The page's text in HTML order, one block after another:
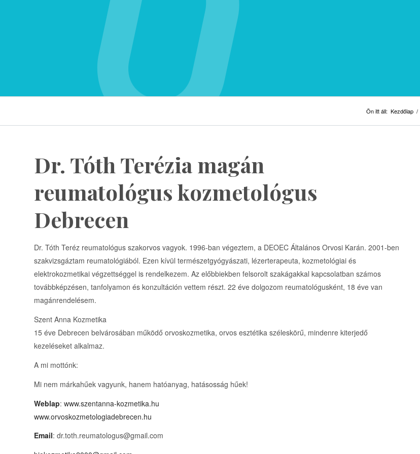
Ön itt áll: Kezdőlap /
Dr. Tóth Terézia magán
reumatológus kozmetológus
Debrecen
Dr. Tóth Teréz reumatológus szakorvos vagyok. 1996-ban végeztem, a DEOEC Általános Orvosi Karán. 2001-ben
szakvizsgáztam reumatológiából. Ezen kívül természetgyógyászati, lézerterapeuta, kozmetológiai és
elektrokozmetikai végzettséggel is rendelkezem. Az előbbiekben felsorolt szakágakkal kapcsolatban számos
továbbképzésen, tanfolyamon és konzultáción vettem részt. 22 éve dolgozom reumatológusként, 18 éve van
magánrendelésem.
Szent Anna Kozmetika
15 éve Debrecen belvárosában működő orvoskozmetika, orvos esztétika széleskörű, mindenre kiterjedő
kezeléseket alkalmaz.
A mi mottónk:
Mi nem márkahűek vagyunk, hanem hatóanyag, hatásosság hűek!
Weblap: www.szentanna-kozmetika.hu
www.orvoskozmetologiadebrecen.hu
Email: dr.toth.reumatologus@gmail.com